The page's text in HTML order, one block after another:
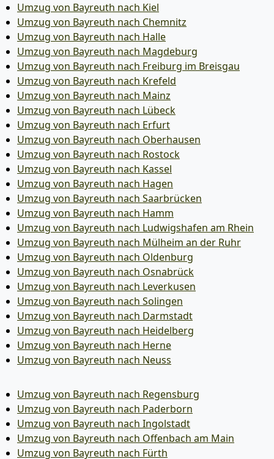
Umzug von Bayreuth nach Kiel
Umzug von Bayreuth nach Chemnitz
Umzug von Bayreuth nach Halle
Umzug von Bayreuth nach Magdeburg
Umzug von Bayreuth nach Freiburg im Breisgau
Umzug von Bayreuth nach Krefeld
Umzug von Bayreuth nach Mainz
Umzug von Bayreuth nach Lübeck
Umzug von Bayreuth nach Erfurt
Umzug von Bayreuth nach Oberhausen
Umzug von Bayreuth nach Rostock
Umzug von Bayreuth nach Kassel
Umzug von Bayreuth nach Hagen
Umzug von Bayreuth nach Saarbrücken
Umzug von Bayreuth nach Hamm
Umzug von Bayreuth nach Ludwigshafen am Rhein
Umzug von Bayreuth nach Mülheim an der Ruhr
Umzug von Bayreuth nach Oldenburg
Umzug von Bayreuth nach Osnabrück
Umzug von Bayreuth nach Leverkusen
Umzug von Bayreuth nach Solingen
Umzug von Bayreuth nach Darmstadt
Umzug von Bayreuth nach Heidelberg
Umzug von Bayreuth nach Herne
Umzug von Bayreuth nach Neuss
Umzug von Bayreuth nach Regensburg
Umzug von Bayreuth nach Paderborn
Umzug von Bayreuth nach Ingolstadt
Umzug von Bayreuth nach Offenbach am Main
Umzug von Bayreuth nach Fürth